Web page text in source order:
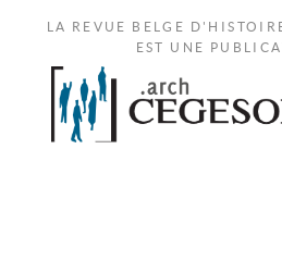
LA REVUE BELGE
EST UNE